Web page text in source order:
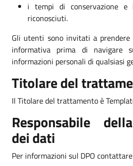
i tempi di conservazione
riconosciuti.
Gli utenti sono invitati a prendere
informativa prima di
informazioni personali di qualsiasi
Titolare del
Il Titolare del trattamento è
Responsabile
dei dati
Per informazioni sul DPO